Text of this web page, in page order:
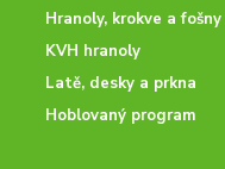
Hranoly, krokve a fošny
KVH hranoly
Latě, desky a prkna
Hoblovaný program